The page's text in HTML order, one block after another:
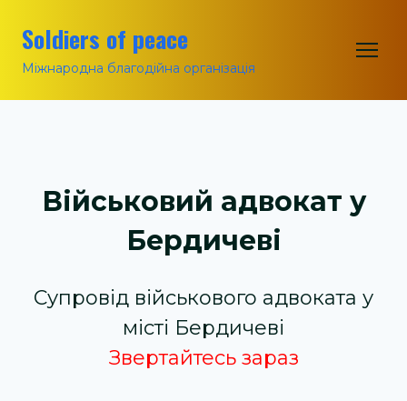
Soldiers of peace
Міжнародна благодійна організація
Військовий адвокат у
Бердичеві
Супровід військового адвоката у
місті Бердичеві
Звертайтесь зараз